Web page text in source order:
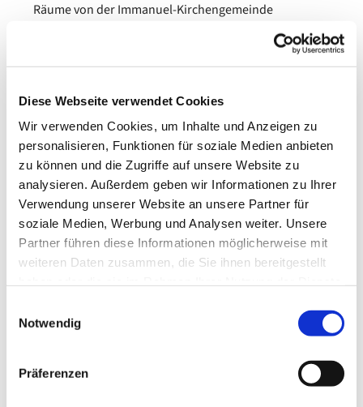
Diese Webseite verwendet Cookies
Wir verwenden Cookies, um Inhalte und Anzeigen zu
personalisieren, Funktionen für soziale Medien anbieten
zu können und die Zugriffe auf unsere Website zu
analysieren. Außerdem geben wir Informationen zu Ihrer
Verwendung unserer Website an unsere Partner für
soziale Medien, Werbung und Analysen weiter. Unsere
Partner führen diese Informationen möglicherweise mit
weiteren Daten zusammen, die Sie ihnen bereitgestellt
Notwendig
Präferenzen
Räume von der Immanuel-Kirchengemeinde
geschaffen worden. Die Expo 2000 gab den Anstoß.
Jetzt wird das Café Exposé als Kommunikativer Treff
bei Kaffee und Kuchen genutzt. Die Mitarbeiter und die
Das Team freut sich auch viele Besucher!